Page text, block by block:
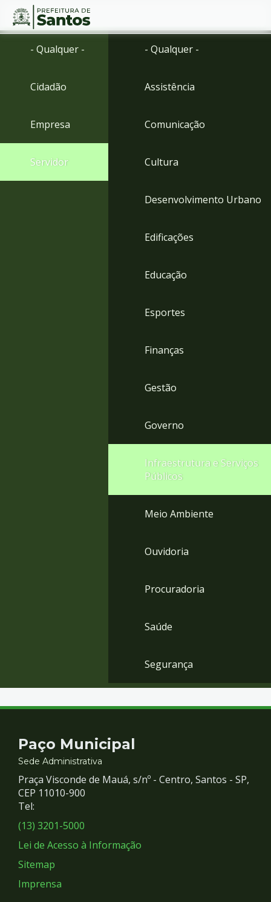
Ir
menu
para
Conteúdo
- Qualquer -
Cidadão
Empresa
Servidor
- Qualquer -
Assistência
Comunicação
Cultura
Desenvolvimento Urbano
Edificações
Educação
Esportes
Finanças
Gestão
Governo
Infraestrutura e Serviços
Públicos
Meio Ambiente
Ouvidoria
Procuradoria
Saúde
Segurança
Contato
e
Redes
Sociais
Paço Municipal
Sede Administrativa
Praça Visconde de Mauá, s/nº - Centro, Santos - SP,
CEP 11010-900
Tel:
(13) 3201-5000
Lei de Acesso à Informação
Sitemap
Imprensa